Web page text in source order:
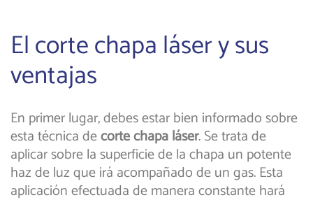
El corte chapa láser y sus
ventajas
En primer lugar, debes estar bien informado sobre
esta técnica decorte chapa láser. Se trata de
aplicar sobre la superficie de la chapa un potente
haz de luz que irá acompañado de un gas. Esta
aplicación efectuada de manera constante hará